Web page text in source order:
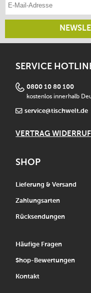
SERVICE
0800 10 80 100
kostenlos innerhalb
service@tischwelt.de
VERTRAG
SHOP
Lieferung & Versand
Zahlungsarten
Rücksendungen
Häufige Fragen
Shop-Bewertungen
Kontakt